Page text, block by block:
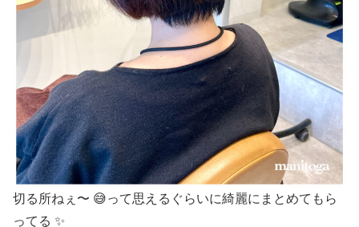
切る所ねぇ〜 😅って思えるぐらいに綺麗にまとめてもら
ってる ✨